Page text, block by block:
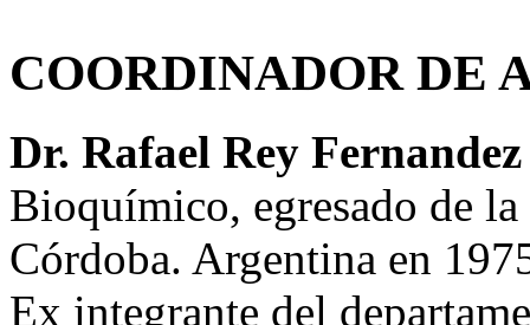
COORDINADOR DE
Dr. Rafael Rey Fernandez
Bioquímico, egresado de
Córdoba. Argentina en
Ex integrante del